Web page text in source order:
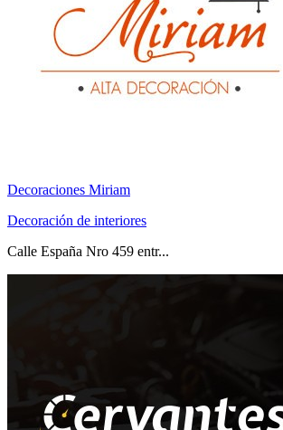
Decoraciones Miriam
Decoración de interiores
Calle España Nro 459 entr...